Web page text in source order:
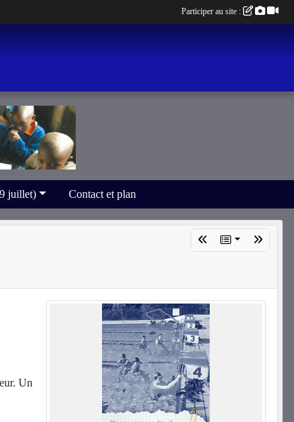
juillet) Contact et plan
Un
Participer au site :